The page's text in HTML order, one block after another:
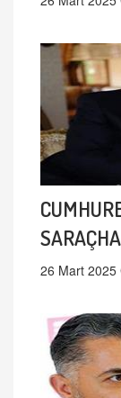
26 Mart 2025